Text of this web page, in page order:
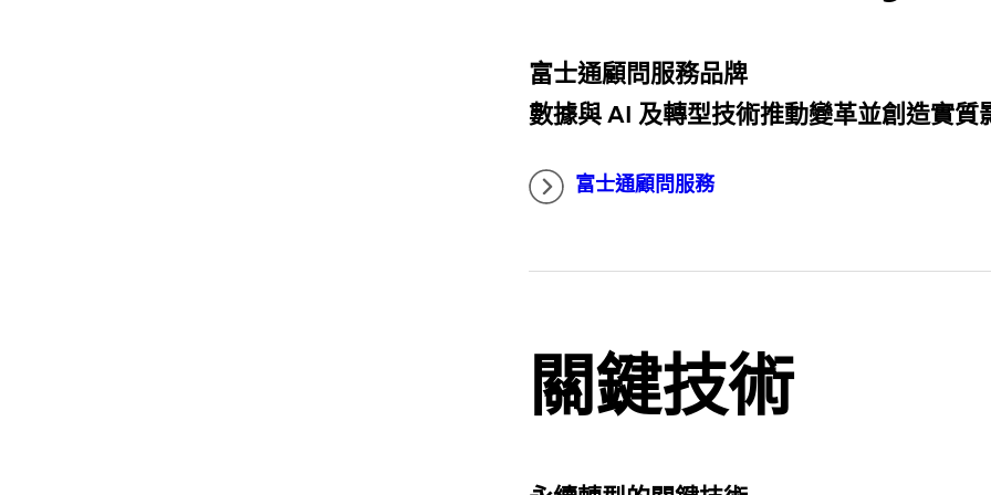
富士通顧問服務品牌
數據與 AI 及轉型技術推動變革並創造實質
富士通顧問服務
關鍵技術